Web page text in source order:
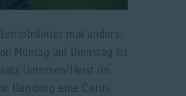
mal anders:
Montag auf Dienstag ist
Uetersen/Heist im
Hamburg eine Cirrus